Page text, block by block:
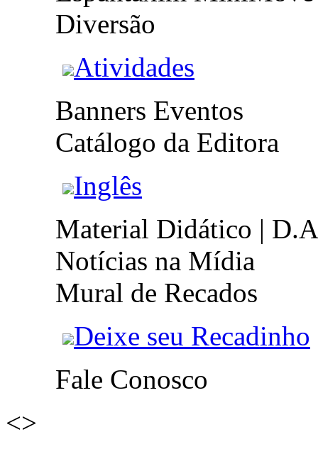
Diversão
Atividades
Banners Eventos
Catálogo da Editora
Inglês
Material Didático |
Notícias na Mídia
Mural de Recados
Deixe seu Recadinho
Fale Conosco
<>